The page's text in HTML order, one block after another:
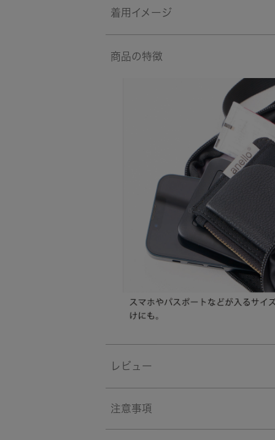
着用イメージ
商品の特徴
レビュー
注意事項